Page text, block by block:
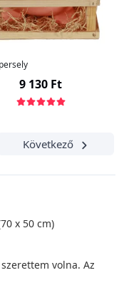
x 50 cm)
volna. Az
9 130 Ft
Következő